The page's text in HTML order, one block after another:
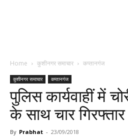
Home कुशीनगर समाचार कप्तानगंज
कुशीनगर समाचार कप्तानगंज
पुलिस कार्यवाहीं में
के साथ चार गिरफ्तार
By Prabhat - 23/09/2018